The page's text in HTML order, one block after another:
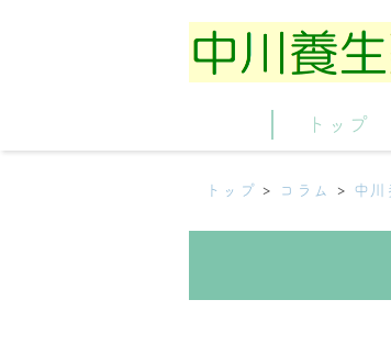
トップ
トップ コラム 中川